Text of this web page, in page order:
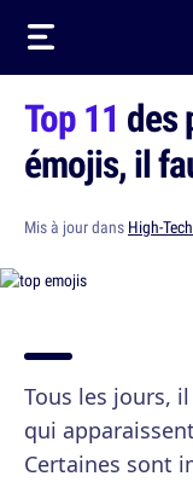
Top 11 des
émojis, il
Mis à jour dans High-
Tous les jours,
qui
Certaines sont